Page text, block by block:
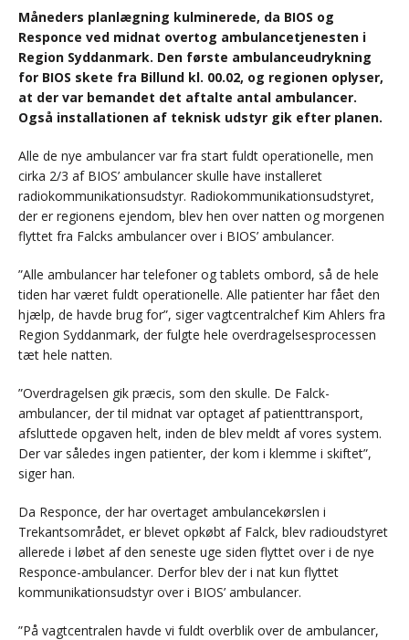
Måneders planlægning kulminerede, da BIOS og
Responce ved midnat overtog ambulancetjenesten i
Region Syddanmark. Den første ambulanceudrykning
for BIOS skete fra Billund kl. 00.02, og regionen oplyser,
at der var bemandet det aftalte antal ambulancer.
Også installationen af teknisk udstyr gik efter planen.
Alle de nye ambulancer var fra start fuldt operationelle, men
cirka 2/3 af BIOS’ ambulancer skulle have installeret
radiokommunikationsudstyr. Radiokommunikationsudstyret,
der er regionens ejendom, blev hen over natten og morgenen
flyttet fra Falcks ambulancer over i BIOS’ ambulancer.
”Alle ambulancer har telefoner og tablets ombord, så de hele
tiden har været fuldt operationelle. Alle patienter har fået den
hjælp, de havde brug for”, siger vagtcentralchef Kim Ahlers fra
Region Syddanmark, der fulgte hele overdragelsesprocessen
tæt hele natten.
”Overdragelsen gik præcis, som den skulle. De Falck-
ambulancer, der til midnat var optaget af patienttransport,
afsluttede opgaven helt, inden de blev meldt af vores system.
Der var således ingen patienter, der kom i klemme i skiftet”,
siger han.
Da Responce, der har overtaget ambulancekørslen i
Trekantsområdet, er blevet opkøbt af Falck, blev radioudstyret
allerede i løbet af den seneste uge siden flyttet over i de nye
Responce-ambulancer. Derfor blev der i nat kun flyttet
kommunikationsudstyr over i BIOS’ ambulancer.
”På vagtcentralen havde vi fuldt overblik over de ambulancer,